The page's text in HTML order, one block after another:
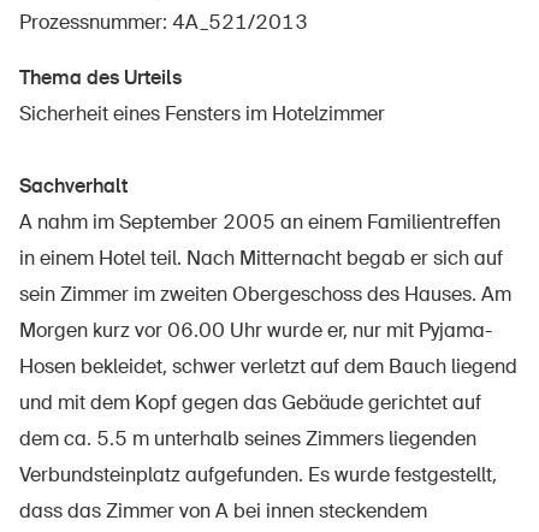
Medien
Sinus Plus
Kampagnen
Bestellen & herunterladen
Prozessnummer: 4A_521/2013
Thema des Urteils
Sicherheit eines Fensters im Hotelzimmer
Sachverhalt
A nahm im September 2005 an einem Familientreffen
in einem Hotel teil. Nach Mitternacht begab er sich auf
sein Zimmer im zweiten Obergeschoss des Hauses. Am
Morgen kurz vor 06.00 Uhr wurde er, nur mit Pyjama-
Hosen bekleidet, schwer verletzt auf dem Bauch liegend
und mit dem Kopf gegen das Gebäude gerichtet auf
dem ca. 5.5 m unterhalb seines Zimmers liegenden
Verbundsteinplatz aufgefunden. Es wurde festgestellt,
dass das Zimmer von A bei innen steckendem